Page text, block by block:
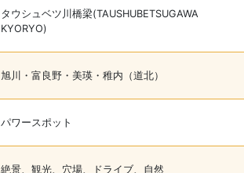
タウシュベツ川橋梁(TAUSHUBETSUGAWA
KYORYO)
旭川・富良野・美瑛・稚内（道北）
パワースポット
絶景、観光、穴場、ドライブ、自然